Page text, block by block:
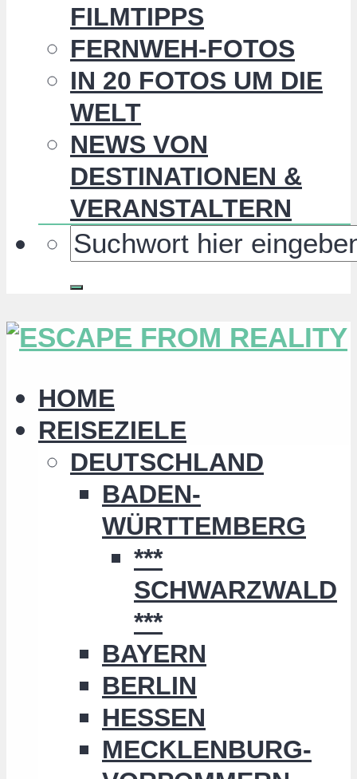
FILMTIPPS
FERNWEH-FOTOS
IN 20 FOTOS UM DIE
WELT
NEWS VON
DESTINATIONEN &
VERANSTALTERN
HOME
REISEZIELE
DEUTSCHLAND
BADEN-
WÜRTTEMBERG
***
SCHWARZWALD
***
BAYERN
BERLIN
HESSEN
MECKLENBURG-